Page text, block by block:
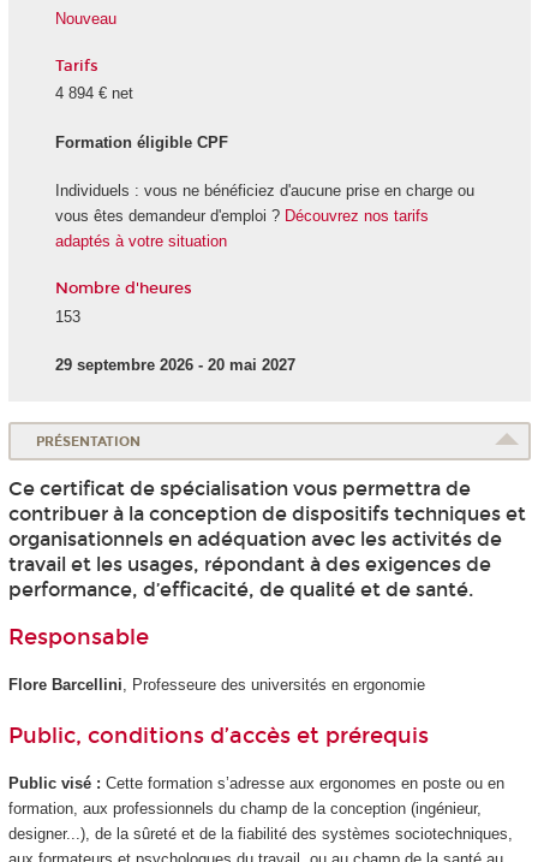
Nouveau
Tarifs
4 894 € net
Formation éligible CPF
Individuels : vous ne bénéficiez d'aucune prise en charge ou
vous êtes demandeur d'emploi ? Découvrez nos tarifs
adaptés à votre situation
Nombre d'heures
153
29 septembre 2026 - 20 mai 2027
PRÉSENTATION
Ce certificat de spécialisation vous permettra de
contribuer à la conception de dispositifs techniques et
organisationnels en adéquation avec les activités de
travail et les usages, répondant à des exigences de
performance, d’efficacité, de qualité et de santé.
Responsable
Flore Barcellini , Professeure des universités en ergonomie
Public, conditions d’accès et prérequis
Public visé : Cette formation s’adresse aux ergonomes en poste ou en
formation, aux professionnels du champ de la conception (ingénieur,
designer...), de la sûreté et de la fiabilité des systèmes sociotechniques,